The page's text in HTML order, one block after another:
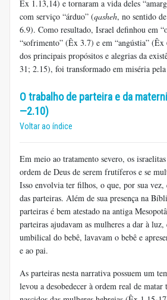
Êx 1.13,14) e tornaram a vida deles
com serviço “árduo” (qasheh, no sentido
6.9). Como resultado, Israel definhou em
“sofrimento” (Êx 3.7) e em “angústia”
dos principais propósitos e alegrias da
31; 2.15), foi transformado em miséria pela
O trabalho de parteira e da
—2.10)
Voltar ao índice
Em meio ao tratamento severo, os
ordem de Deus de serem frutíferos e se
Isso envolvia ter filhos, o que, por sua vez,
das parteiras. Além de sua presença na
parteiras é bem atestado na antiga
parteiras ajudavam as mulheres a dar à
umbilical do bebê, lavavam o bebê e
e ao pai.
As parteiras nesta narrativa possuem um
levou a desobedecer à ordem real de matar